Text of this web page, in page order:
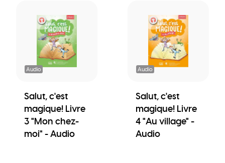
Audio
Salut, c'est
magique! Livre
3 "Mon chez-
moi" - Audio
Audio
Salut, c'est
magique! Livre
4 "Au village" -
Audio